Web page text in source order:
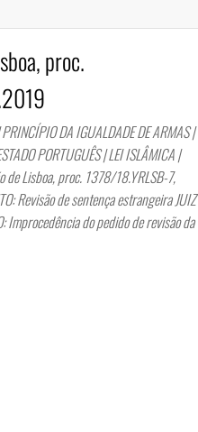
proc.
DA IGUALDADE DE ARMAS |
PORTUGUÊS | LEI ISLÂMICA |
Lisboa, proc. 1378/18.YRLSB-7,
Revisão de sentença estrangeira JUIZ
Improcedência do pedido de revisão da